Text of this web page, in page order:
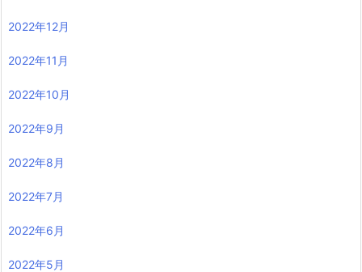
2022年12月
2022年11月
2022年10月
2022年9月
2022年8月
2022年7月
2022年6月
2022年5月